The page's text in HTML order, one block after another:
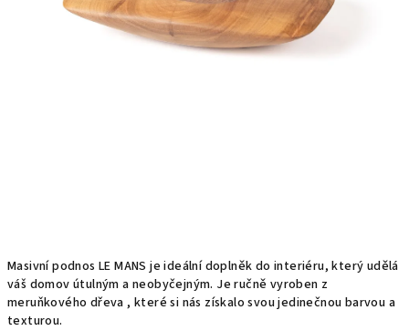
Masivní podnos LE MANS je ideální doplněk do interiéru, který udělá
váš domov útulným a neobyčejným. Je ručně vyroben z
meruňkového dřeva , které si nás získalo svou jedinečnou barvou a
texturou.